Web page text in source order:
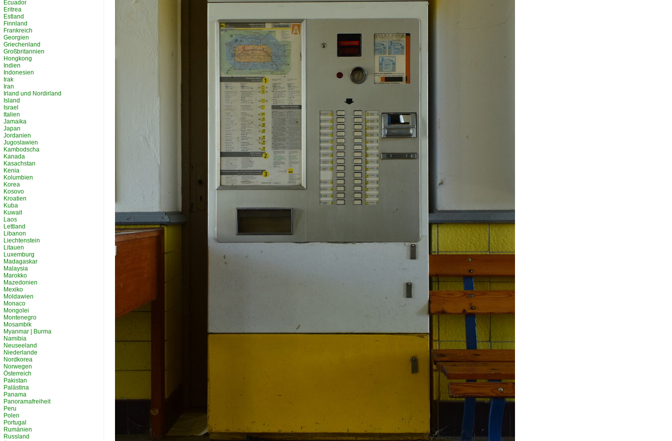
Ecuador
Eritrea
Estland
Finnland
Frankreich
Georgien
Griechenland
Großbritannien
Hongkong
Indien
Indonesien
Irak
Iran
Irland und Nordirland
Island
Israel
Italien
Jamaika
Japan
Jordanien
Jugoslawien
Kambodscha
Kanada
Kasachstan
Kenia
Kolumbien
Korea
Kosovo
Kroatien
Kuba
Kuwait
Laos
Lettland
Libanon
Liechtenstein
Litauen
Luxemburg
Madagaskar
Malaysia
Marokko
Mazedonien
Mexiko
Moldawien
Monaco
Mongolei
Montenegro
Mosambik
Myanmar | Burma
Namibia
Neuseeland
Niederlande
Nordkorea
Norwegen
Österreich
Pakistan
Palästina
Panama
Panoramafreiheit
Peru
Polen
Portugal
Rumänien
Russland